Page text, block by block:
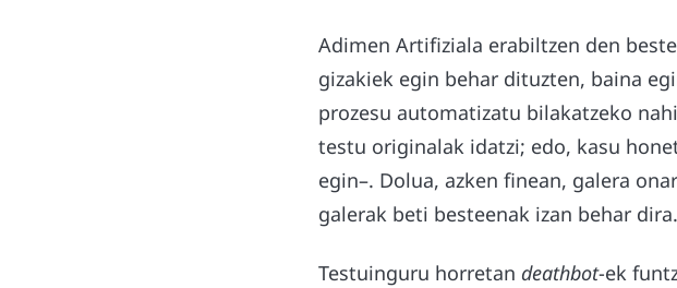
Adimen Artifiziala erabiltzen den
gizakiek egin behar dituzten, baina
prozesu automatizatu bilakatzeko
testu originalak idatzi; edo, kasu
egin–. Dolua, azken finean, galera
galerak beti besteenak izan behar
Testuinguru horretan deathbot-ek